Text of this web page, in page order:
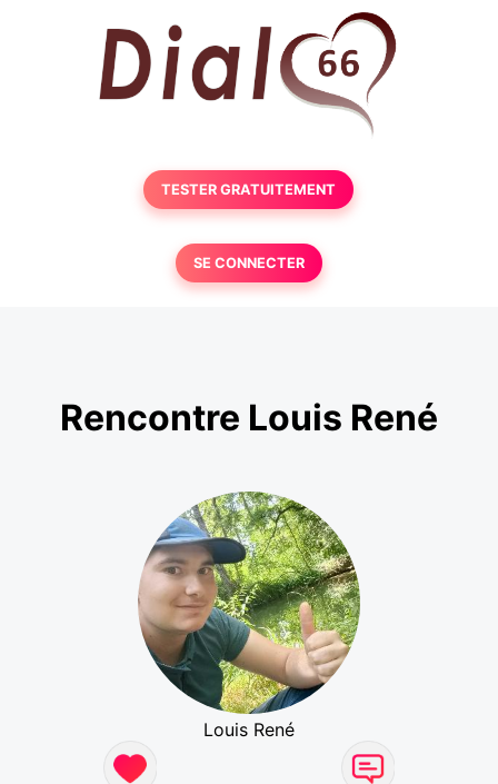
TESTER GRATUITEMENT
SE CONNECTER
Rencontre Louis René
Louis René